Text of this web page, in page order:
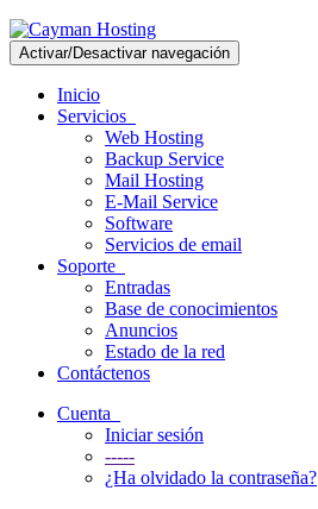
Activar/Desactivar navegación
Inicio
Servicios
Web Hosting
Backup Service
Mail Hosting
E-Mail Service
Software
Servicios de email
Soporte
Entradas
Base de conocimientos
Anuncios
Estado de la red
Contáctenos
Cuenta
Iniciar sesión
-----
¿Ha olvidado la contraseña?